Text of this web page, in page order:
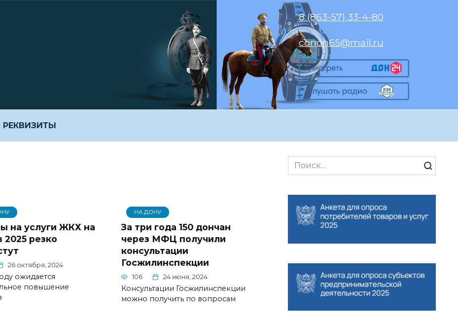
8 (863-57) 33-4-80
conon65@mail.ru
на услуги ЖКХ на
2025 резко
26 октября, 2024
ожидается
повышение
НА ДОНУ
За три года 150 дончан
через МФЦ получили
консультации
Госжилинспекции
106 24 июня, 2024
Консультации Госжилинспекции
можно получить по вопросам
Search
for: